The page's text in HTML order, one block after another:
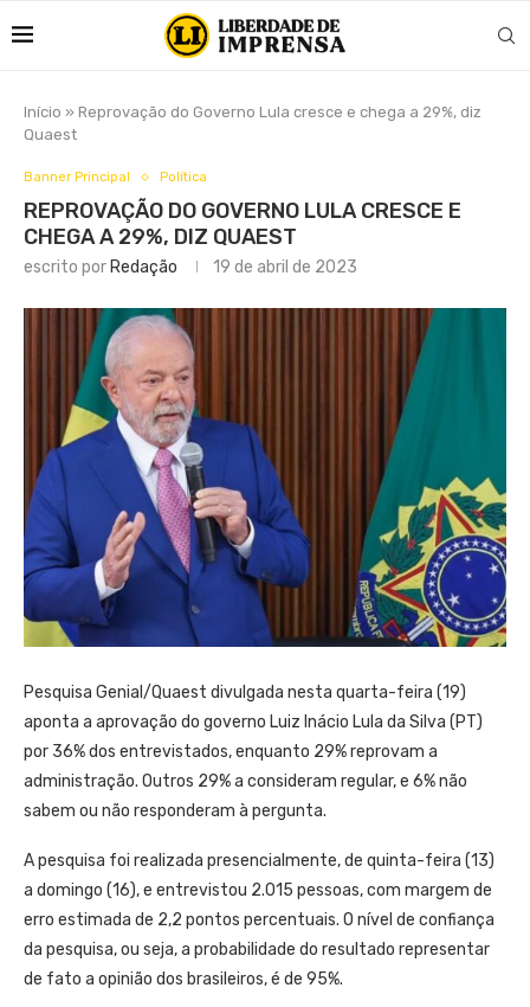
Início » Reprovação do Governo Lula cresce e chega a 29%, diz
Quaest
Banner Principal Política
REPROVAÇÃO DO GOVERNO LULA CRESCE E
CHEGA A 29%, DIZ QUAEST
escrito por Redação 19 de abril de 2023
Pesquisa Genial/Quaest divulgada nesta quarta-feira (19)
aponta a aprovação do governo Luiz Inácio Lula da Silva (PT)
por 36% dos entrevistados, enquanto 29% reprovam a
administração. Outros 29% a consideram regular, e 6% não
sabem ou não responderam à pergunta.
A pesquisa foi realizada presencialmente, de quinta-feira (13)
a domingo (16), e entrevistou 2.015 pessoas, com margem de
erro estimada de 2,2 pontos percentuais. O nível de confiança
da pesquisa, ou seja, a probabilidade do resultado representar
de fato a opinião dos brasileiros, é de 95%.